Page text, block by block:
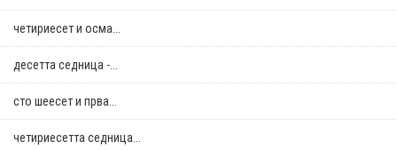
четириесет и осма...
десетта седница -...
сто шеесет и прва...
четириесетта седница...